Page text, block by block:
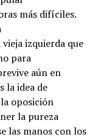
más difíciles.
izquierda que
para
aún en
la idea de
oposición
la pureza
las manos con los